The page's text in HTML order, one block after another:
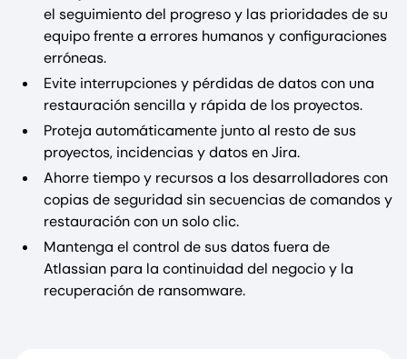
el seguimiento del progreso y las prioridades de su
equipo frente a errores humanos y configuraciones
erróneas.
Evite interrupciones y pérdidas de datos con una
restauración sencilla y rápida de los proyectos.
Proteja automáticamente junto al resto de sus
proyectos, incidencias y datos en Jira.
Ahorre tiempo y recursos a los desarrolladores con
copias de seguridad sin secuencias de comandos y
restauración con un solo clic.
Mantenga el control de sus datos fuera de
Atlassian para la continuidad del negocio y la
recuperación de ransomware.